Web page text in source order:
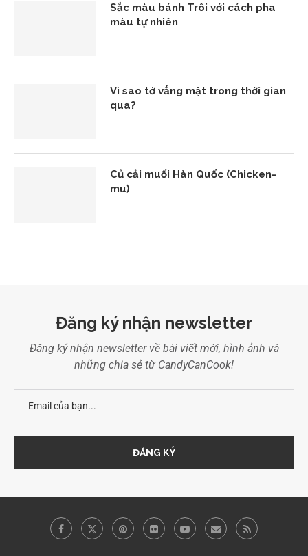
Sắc màu bánh Trôi với cách pha
màu tự nhiên
Vì sao tớ vắng mặt trong thời gian
qua?
Củ cải muối Hàn Quốc (Chicken-
mu)
Đăng ký nhận newsletter
Đăng ký nhận newsletter về bài viết mới, hình ảnh và
những chia sẻ từ CandyCanCook!